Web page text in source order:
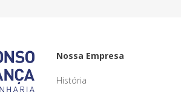
Nossa Empresa
História